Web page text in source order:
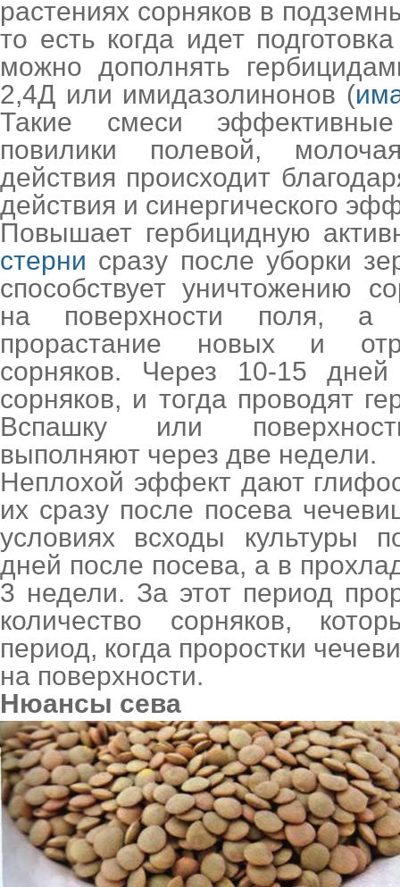
растениях сорняков в
то есть когда идет
можно дополнять
2,4Д или имидазолинонов (
Такие смеси
повилики полевой,
действия происходит
действия и синергического
Повышает гербицидную
стерни сразу после уборки
способствует уничтожению
на поверхности поля, а
прорастание новых и
сорняков. Через 10-15 дней
сорняков, и тогда проводят
Вспашку или
выполняют через две недели.
Неплохой эффект дают
их сразу после посева
условиях всходы культуры
дней после посева, а в
3 недели. За этот период
количество сорняков,
период, когда проростки
на поверхности.
Нюансы сева